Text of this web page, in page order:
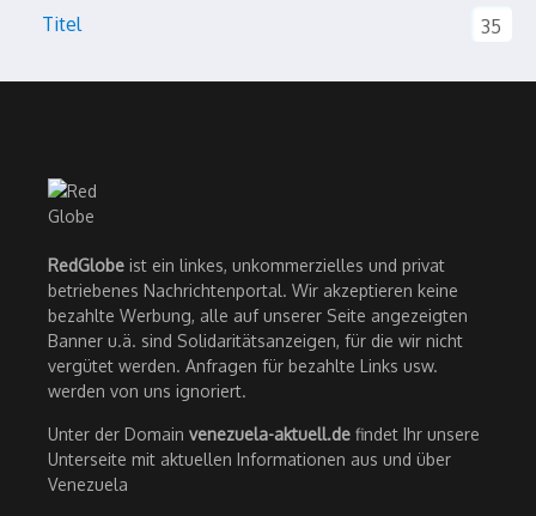
Titel
35
RedGlobe ist ein linkes, unkommerzielles und privat
betriebenes Nachrichtenportal. Wir akzeptieren keine
bezahlte Werbung, alle auf unserer Seite angezeigten
Banner u.ä. sind Solidaritätsanzeigen, für die wir nicht
vergütet werden. Anfragen für bezahlte Links usw.
werden von uns ignoriert.
Unter der Domain venezuela-aktuell.de findet Ihr unsere
Unterseite mit aktuellen Informationen aus und über
Venezuela